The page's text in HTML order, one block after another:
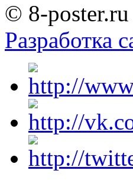
© 8-poster.ru
Разработка